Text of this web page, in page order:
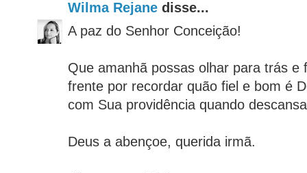
Wilma Rejane disse...
A paz do Senhor Conceição!
Que amanhã possas olhar para trás e
frente por recordar quão fiel e bom é
com Sua providência quando
Deus a abençoe, querida irmã.